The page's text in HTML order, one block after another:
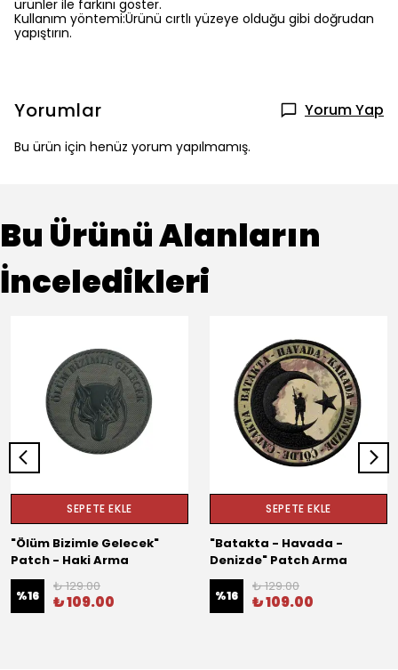
ürünler ile farkını göster.
Kullanım yöntemi:Ürünü cırtlı yüzeye olduğu gibi doğrudan
yapıştırın.
Yorumlar Yorum Yap
Bu ürün için henüz yorum yapılmamış.
Bu Ürünü Alanların
İnceledikleri
SEPETE EKLE
"Ölüm Bizimle Gelecek"
Patch - Haki Arma
%16
₺ 129.00
₺ 109.00
SEPETE EKLE
"Batakta - Havada -
Denizde" Patch Arma
%16
₺ 129.00
₺ 109.00